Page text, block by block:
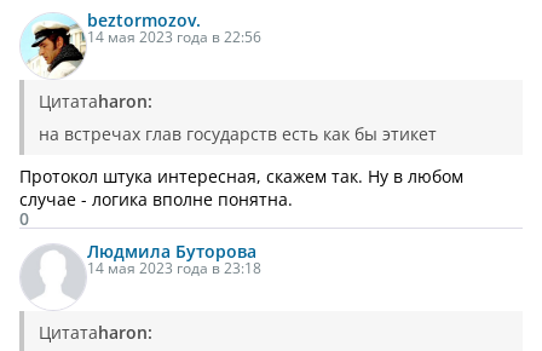
beztormozov.
14 мая 2023 года в 22:56
Цитатаharon:
на встречах глав государств есть как бы этикет
Протокол штука интересная, скажем так. Ну в любом
случае - логика вполне понятна.
0
Людмила Буторова
14 мая 2023 года в 23:18
Цитатаharon: